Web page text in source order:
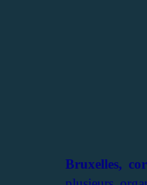
Bruxelles,